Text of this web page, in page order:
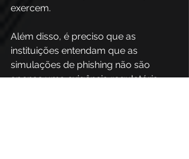
exercem.
Além disso, é preciso que as
instituições entendam que as
simulações de phishing não são
apenas uma exigência regulatória,